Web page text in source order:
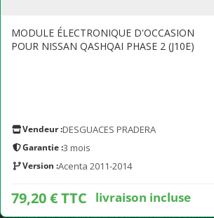
MODULE ÉLECTRONIQUE D'OCCASION
POUR NISSAN QASHQAI PHASE 2 (J10E)
Vendeur :DESGUACES PRADERA
Garantie :3 mois
Version :Acenta 2011-2014
79,20 € TTC livraison incluse